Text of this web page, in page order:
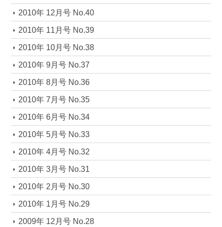
2010年 12月号 No.40
2010年 11月号 No.39
2010年 10月号 No.38
2010年 9月号 No.37
2010年 8月号 No.36
2010年 7月号 No.35
2010年 6月号 No.34
2010年 5月号 No.33
2010年 4月号 No.32
2010年 3月号 No.31
2010年 2月号 No.30
2010年 1月号 No.29
2009年 12月号 No.28